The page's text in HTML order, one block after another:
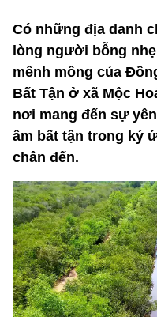
Có những địa danh
lòng người bỗng
mênh mông của
Bất Tận ở xã Mộc
nơi mang đến sự
âm bất tận trong ký
chân đến.